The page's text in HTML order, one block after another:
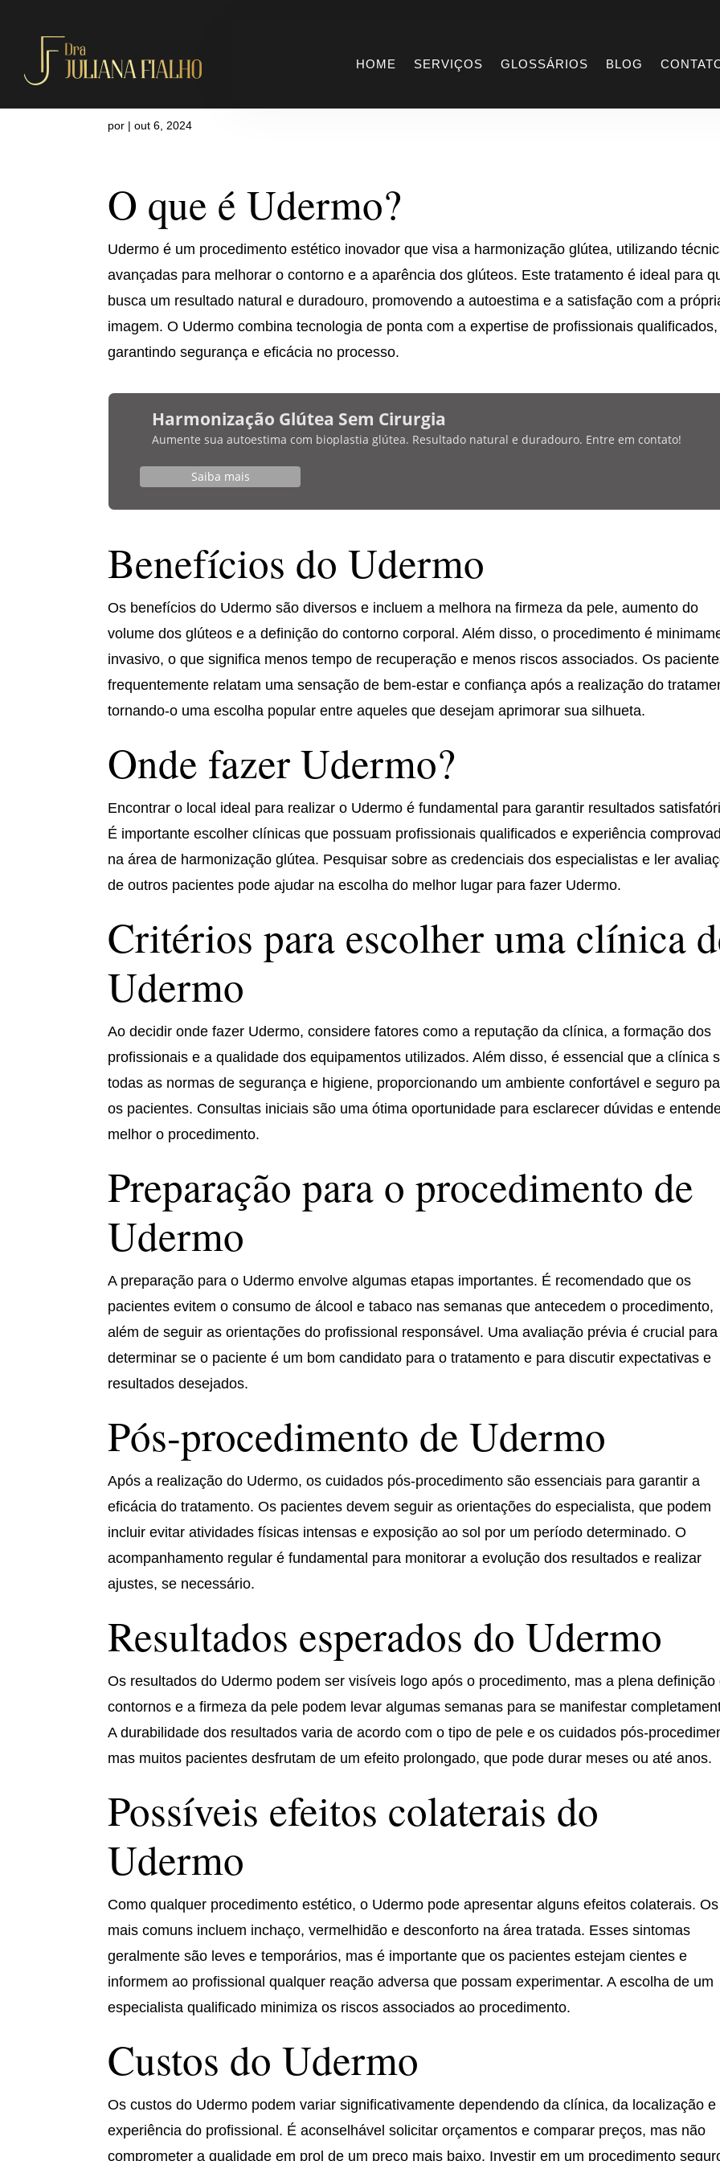
HOME SERVIÇOS GLOSSÁRIOS BLOG
Onde fazer Udermo
por |out 6, 2024
O que é Udermo?
Udermo é um procedimento estético inovador que visa a harmonização glútea, utilizando
avançadas para melhorar o contorno e a aparência dos glúteos. Este tratamento é ideal para
busca um resultado natural e duradouro, promovendo a autoestima e a satisfação com a
imagem. O Udermo combina tecnologia de ponta com a expertise de profissionais qualificados,
garantindo segurança e eficácia no processo.
Harmonização Glútea Sem Cirurgia
Aumente sua autoestima com bioplastia glútea. Resultado natural e duradouro. Entre em contato!
Saiba mais
Benefícios do Udermo
Os benefícios do Udermo são diversos e incluem a melhora na firmeza da pele, aumento do
volume dos glúteos e a definição do contorno corporal. Além disso, o procedimento é
invasivo, o que significa menos tempo de recuperação e menos riscos associados. Os
frequentemente relatam uma sensação de bem-estar e confiança após a realização do
tornando-o uma escolha popular entre aqueles que desejam aprimorar sua silhueta.
Onde fazer Udermo?
Encontrar o local ideal para realizar o Udermo é fundamental para garantir resultados
É importante escolher clínicas que possuam profissionais qualificados e experiência
na área de harmonização glútea. Pesquisar sobre as credenciais dos especialistas e ler
de outros pacientes pode ajudar na escolha do melhor lugar para fazer Udermo.
Critérios para escolher uma clínica
Udermo
Ao decidir onde fazer Udermo, considere fatores como a reputação da clínica, a formação dos
profissionais e a qualidade dos equipamentos utilizados. Além disso, é essencial que a clínica
todas as normas de segurança e higiene, proporcionando um ambiente confortável e seguro
os pacientes. Consultas iniciais são uma ótima oportunidade para esclarecer dúvidas e
melhor o procedimento.
Preparação para o procedimento de
Udermo
A preparação para o Udermo envolve algumas etapas importantes. É recomendado que os
pacientes evitem o consumo de álcool e tabaco nas semanas que antecedem o procedimento,
além de seguir as orientações do profissional responsável. Uma avaliação prévia é crucial para
determinar se o paciente é um bom candidato para o tratamento e para discutir expectativas e
resultados desejados.
Pós-procedimento de Udermo
Após a realização do Udermo, os cuidados pós-procedimento são essenciais para garantir a
eficácia do tratamento. Os pacientes devem seguir as orientações do especialista, que podem
incluir evitar atividades físicas intensas e exposição ao sol por um período determinado. O
acompanhamento regular é fundamental para monitorar a evolução dos resultados e realizar
ajustes, se necessário.
Resultados esperados do Udermo
Os resultados do Udermo podem ser visíveis logo após o procedimento, mas a plena definição
contornos e a firmeza da pele podem levar algumas semanas para se manifestar
A durabilidade dos resultados varia de acordo com o tipo de pele e os cuidados pós-
mas muitos pacientes desfrutam de um efeito prolongado, que pode durar meses ou até anos.
Possíveis efeitos colaterais do
Udermo
Como qualquer procedimento estético, o Udermo pode apresentar alguns efeitos colaterais. Os
mais comuns incluem inchaço, vermelhidão e desconforto na área tratada. Esses sintomas
geralmente são leves e temporários, mas é importante que os pacientes estejam cientes e
informem ao profissional qualquer reação adversa que possam experimentar. A escolha de um
especialista qualificado minimiza os riscos associados ao procedimento.
Custos do Udermo
Os custos do Udermo podem variar significativamente dependendo da clínica, da localização e
experiência do profissional. É aconselhável solicitar orçamentos e comparar preços, mas não
comprometer a qualidade em prol de um preço mais baixo. Investir em um procedimento